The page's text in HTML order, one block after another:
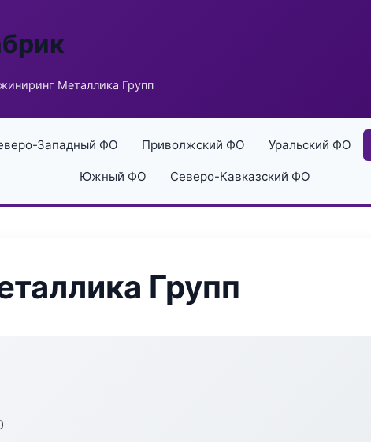
Металлика Групп
Западный ФО Приволжский ФО Уральский ФО
Южный ФО Северо-Кавказский ФО
Групп